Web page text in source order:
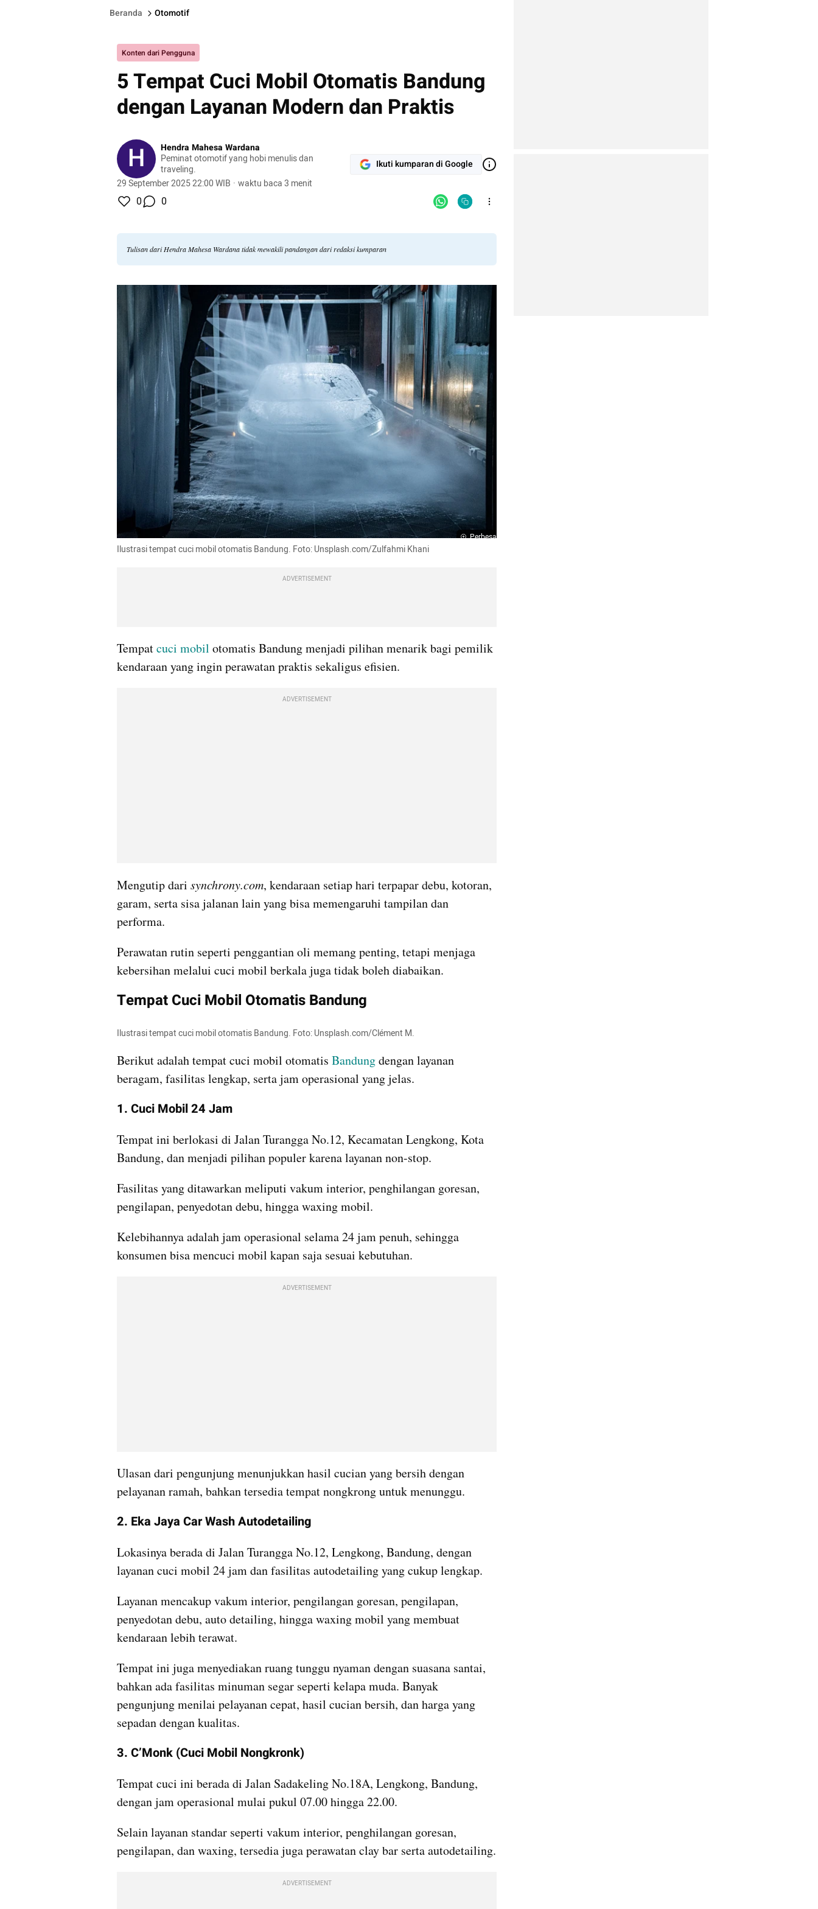
Beranda Otomotif
Konten dari Pengguna
5 Tempat Cuci Mobil Otomatis Bandung
dengan Layanan Modern dan Praktis
H
Hendra Mahesa Wardana
Peminat otomotif yang hobi menulis dan
traveling.
29 September 2025 22:00 WIB · waktu baca 3 menit
Ikuti kumparan di Google
0 0
Tulisan dari Hendra Mahesa Wardana tidak mewakili pandangan dari redaksi kumparan
Perbesar
Ilustrasi tempat cuci mobil otomatis Bandung. Foto: Unsplash.com/Zulfahmi Khani
ADVERTISEMENT
Tempat cuci mobil otomatis Bandung menjadi pilihan menarik bagi pemilik
kendaraan yang ingin perawatan praktis sekaligus efisien.
ADVERTISEMENT
Mengutip dari synchrony.com, kendaraan setiap hari terpapar debu, kotoran,
garam, serta sisa jalanan lain yang bisa memengaruhi tampilan dan
performa.
Perawatan rutin seperti penggantian oli memang penting, tetapi menjaga
kebersihan melalui cuci mobil berkala juga tidak boleh diabaikan.
Tempat Cuci Mobil Otomatis Bandung
Ilustrasi tempat cuci mobil otomatis Bandung. Foto: Unsplash.com/Clément M.
Berikut adalah tempat cuci mobil otomatis Bandung dengan layanan
beragam, fasilitas lengkap, serta jam operasional yang jelas.
1. Cuci Mobil 24 Jam
Tempat ini berlokasi di Jalan Turangga No.12, Kecamatan Lengkong, Kota
Bandung, dan menjadi pilihan populer karena layanan non-stop.
Fasilitas yang ditawarkan meliputi vakum interior, penghilangan goresan,
pengilapan, penyedotan debu, hingga waxing mobil.
Kelebihannya adalah jam operasional selama 24 jam penuh, sehingga
konsumen bisa mencuci mobil kapan saja sesuai kebutuhan.
ADVERTISEMENT
Ulasan dari pengunjung menunjukkan hasil cucian yang bersih dengan
pelayanan ramah, bahkan tersedia tempat nongkrong untuk menunggu.
2. Eka Jaya Car Wash Autodetailing
Lokasinya berada di Jalan Turangga No.12, Lengkong, Bandung, dengan
layanan cuci mobil 24 jam dan fasilitas autodetailing yang cukup lengkap.
Layanan mencakup vakum interior, pengilangan goresan, pengilapan,
penyedotan debu, auto detailing, hingga waxing mobil yang membuat
kendaraan lebih terawat.
Tempat ini juga menyediakan ruang tunggu nyaman dengan suasana santai,
bahkan ada fasilitas minuman segar seperti kelapa muda. Banyak
pengunjung menilai pelayanan cepat, hasil cucian bersih, dan harga yang
sepadan dengan kualitas.
3. C’Monk (Cuci Mobil Nongkronk)
Tempat cuci ini berada di Jalan Sadakeling No.18A, Lengkong, Bandung,
dengan jam operasional mulai pukul 07.00 hingga 22.00.
Selain layanan standar seperti vakum interior, penghilangan goresan,
ADVERTISEMENT